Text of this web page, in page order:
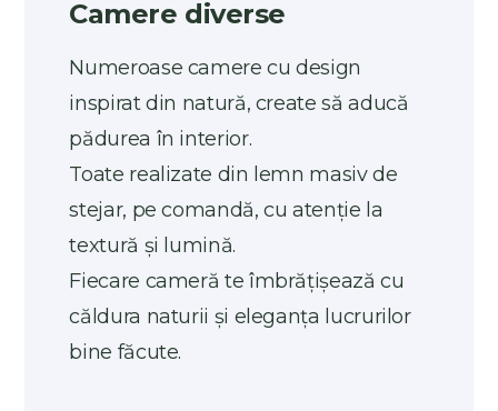
Camere diverse
Numeroase camere cu design
inspirat din natură, create să aducă
pădurea în interior.
Toate realizate din lemn masiv de
stejar, pe comandă, cu atenție la
textură și lumină.
Fiecare cameră te îmbrățișează cu
căldura naturii și eleganța lucrurilor
bine făcute.